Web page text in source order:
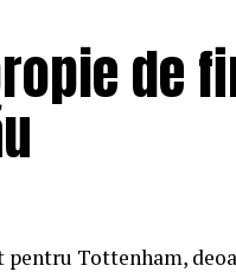
WTA
WTA, trecând pe 2,
Barty.
a Simonei Halep,
de
Tottenham,